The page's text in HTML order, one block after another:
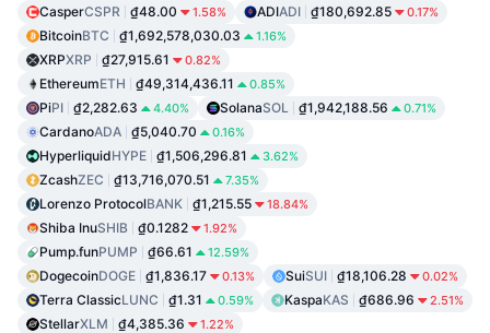
CasperCSPR ₫48.00 1.58% ADIADI ₫180,692.85 0.17%
BitcoinBTC ₫1,692,578,030.03 1.16%
XRPXRP ₫27,915.61 0.82%
EthereumETH ₫49,314,436.11 0.85%
PiPI ₫2,282.63 4.40% SolanaSOL ₫1,942,188.56 0.71%
CardanoADA ₫5,040.70 0.16%
HyperliquidHYPE ₫1,506,296.81 3.62%
ZcashZEC ₫13,716,070.51 7.35%
Lorenzo ProtocolBANK ₫1,215.55 18.84%
Shiba InuSHIB ₫0.1282 1.92%
Pump.funPUMP ₫66.61 12.59%
DogecoinDOGE ₫1,836.17 0.13% SuiSUI ₫18,106.28 0.02%
Terra ClassicLUNC ₫1.31 0.59% KaspaKAS ₫686.96 2.51%
StellarXLM ₫4,385.36 1.22%